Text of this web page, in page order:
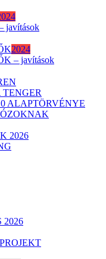
javítások
2024
– javítások
ALAPTÖRVÉNYE
2026
2026